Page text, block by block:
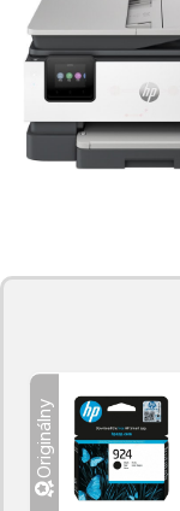
Originálny